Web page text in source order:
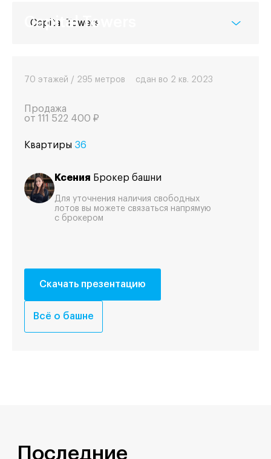
Capital Towers
Capital Towers
70 этажей / 295 метров сдан во 2 кв. 2023
Продажа
от 111 522 400 ₽
Квартиры 36
Ксения Брокер башни
Для уточнения наличия свободных
лотов вы можете связаться напрямую
с брокером
Скачать презентацию
Всё о башне
Последние